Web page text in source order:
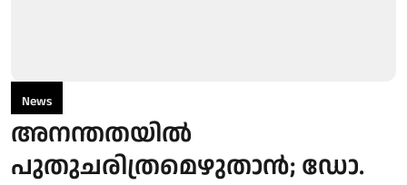
News
അനന്തതയിൽ
പുതുചരിത്രമെഴുതാൻ; ഡോ.